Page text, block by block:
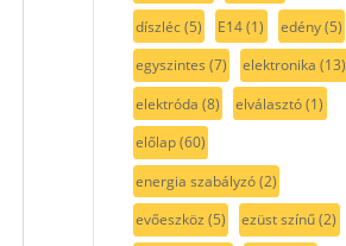
díszléc(5) E14(1) edény(5)
egyszintes (7) elektronika (13)
elektróda (8) elválasztó(1)
előlap(60)
energia szabályzó(2)
evőeszköz (5) ezüst színű(2)